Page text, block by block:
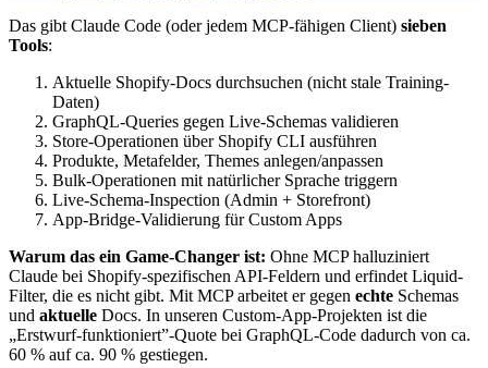
Das gibt Claude Code (oder jedem MCP-fähigen Client) sieben
Tools:
Aktuelle Shopify-Docs durchsuchen (nicht stale Training-
Daten)
GraphQL-Queries gegen Live-Schemas validieren
Store-Operationen über Shopify CLI ausführen
Produkte, Metafelder, Themes anlegen/anpassen
Bulk-Operationen mit natürlicher Sprache triggern
Live-Schema-Inspection (Admin + Storefront)
App-Bridge-Validierung für Custom Apps
Warum das ein Game-Changer ist: Ohne MCP halluziniert
Claude bei Shopify-spezifischen API-Feldern und erfindet Liquid-
Filter, die es nicht gibt. Mit MCP arbeitet er gegen echte Schemas
und aktuelle Docs. In unseren Custom-App-Projekten ist die
„Erstwurf-funktioniert”-Quote bei GraphQL-Code dadurch von ca.
60 % auf ca. 90 % gestiegen.